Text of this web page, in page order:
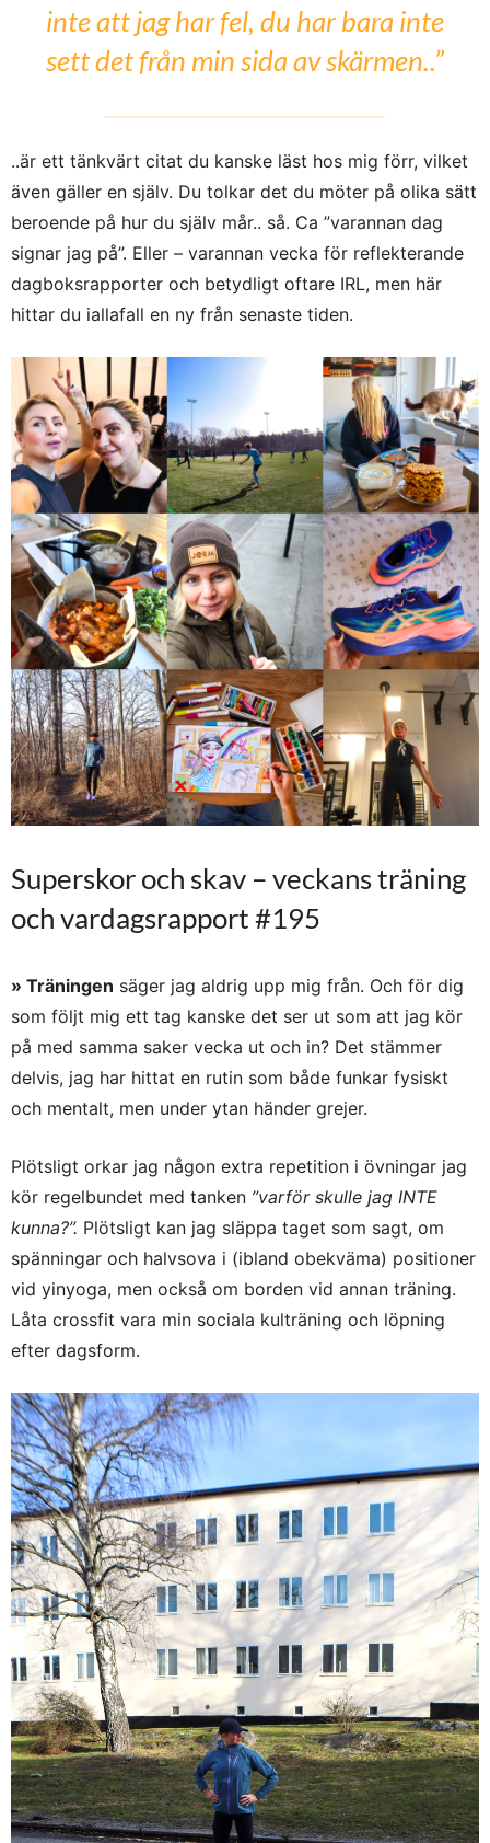
inte att jag har fel, du har bara inte
sett det från min sida av skärmen..”
..är ett tänkvärt citat du kanske läst hos mig förr, vilket
även gäller en själv. Du tolkar det du möter på olika sätt
beroende på hur du själv mår.. så. Ca ”varannan dag
signar jag på”. Eller – varannan vecka för reflekterande
dagboksrapporter och betydligt oftare IRL, men här
hittar du iallafall en ny från senaste tiden.
Superskor och skav – veckans träning
och vardagsrapport #195
» Träningen säger jag aldrig upp mig från. Och för dig
som följt mig ett tag kanske det ser ut som att jag kör
på med samma saker vecka ut och in? Det stämmer
delvis, jag har hittat en rutin som både funkar fysiskt
och mentalt, men under ytan händer grejer.
Plötsligt orkar jag någon extra repetition i övningar jag
kör regelbundet med tanken ”varför skulle jag INTE
kunna?”. Plötsligt kan jag släppa taget som sagt, om
spänningar och halvsova i (ibland obekväma) positioner
vid yinyoga, men också om borden vid annan träning.
Låta crossfit vara min sociala kulträning och löpning
efter dagsform.